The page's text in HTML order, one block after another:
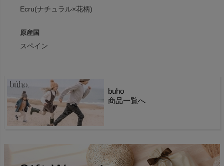
Ecru(ナチュラル×花柄)
原産国
スペイン
buho
商品一覧へ